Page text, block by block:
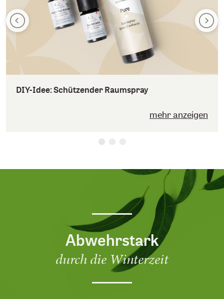
DIY-Idee: Schützender Raumspray
mehr anzeigen
Abwehrstark
durch die Winterzeit